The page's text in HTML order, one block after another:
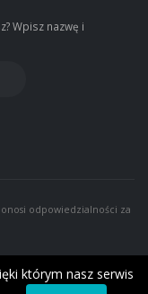
Wpisz nazwę i
odpowiedzialności za
którym nasz serwis